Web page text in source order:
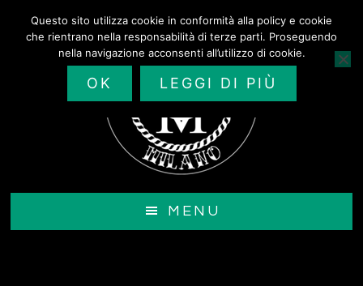
contenuto
MENU
Questo sito utilizza cookie in conformità alla policy e cookie
che rientrano nella responsabilità di terze parti. Proseguendo
nella navigazione acconsenti all’utilizzo di cookie.
OK LEGGI DI PIÙ